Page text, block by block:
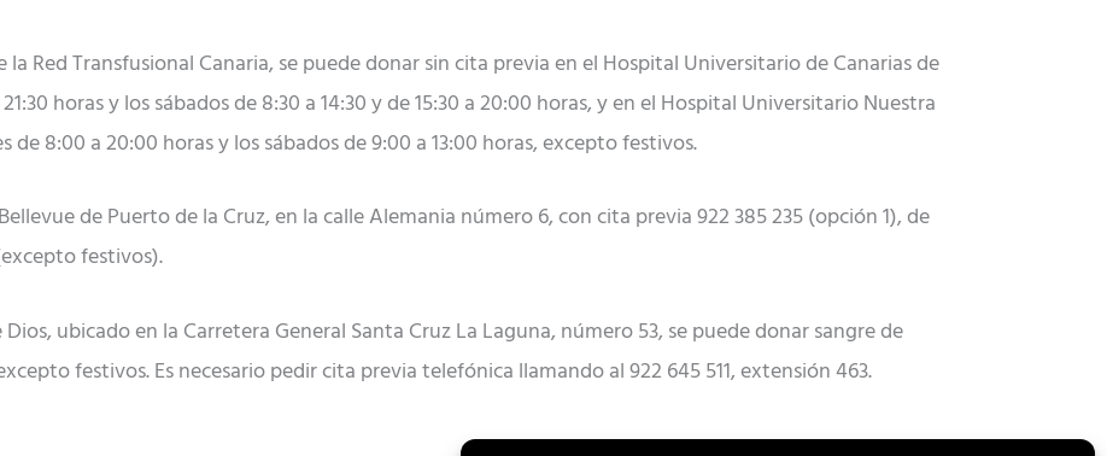
la Red Transfusional Canaria, se puede donar sin cita previa en el Hospital Universitario de Canarias de
horas y los sábados de 8:30 a 14:30 y de 15:30 a 20:00 horas, y en el Hospital Universitario Nuestra
de 8:00 a 20:00 horas y los sábados de 9:00 a 13:00 horas, excepto festivos.
de Puerto de la Cruz, en la calle Alemania número 6, con cita previa 922 385 235 (opción 1), de
festivos).
ubicado en la Carretera General Santa Cruz La Laguna, número 53, se puede donar sangre de
festivos. Es necesario pedir cita previa telefónica llamando al 922 645 511, extensión 463.